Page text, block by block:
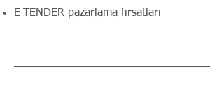
E-TENDER pazarlama fırsatları